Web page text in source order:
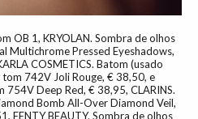
OB 1, KRYOLAN. Sombra de olhos
Multichrome Pressed Eyeshadows,
COSMETICS. Batom (usado
742V Joli Rouge, € 38,50, e
Deep Red, € 38,95, CLARINS.
Bomb All-Over Diamond Veil,
FENTY BEAUTY. Sombra de olhos